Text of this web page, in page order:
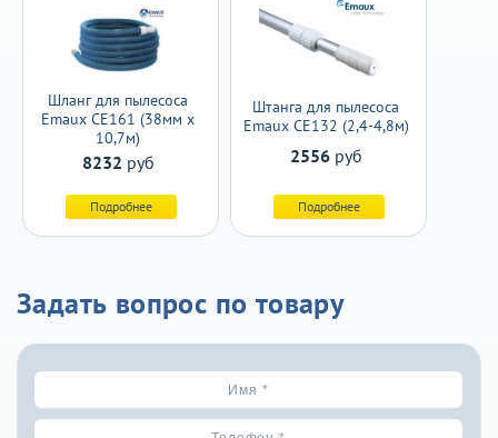
Шланг для пылесоса
Emaux CE161 (38мм х
10,7м)
8232 руб
Подробнее
Штанга для пылесоса
Emaux CE132 (2,4-4,8м)
2556руб
Подробнее
Задать вопрос по товару